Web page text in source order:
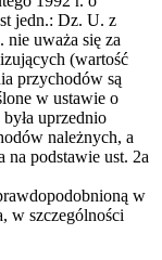
jedn.: Dz. U. z
nie uważa się za
(wartość
przychodów są
w ustawie o
uprzednio
należnych, a
na podstawie ust. 2a
w
w szczególności